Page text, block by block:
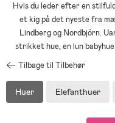
Hvis du leder efter en
et kig på det nyeste fra
Lindberg og Nordbjörn.
strikket hue, en lun
Tilbage til Tilbehør
Huer Elefanthuer